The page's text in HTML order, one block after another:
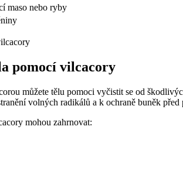
maso nebo ryby
pomocí vilcacory
můžete tělu pomoci vyčistit se od
volných radikálů a k ochraně buněk
mohou zahrnovat: